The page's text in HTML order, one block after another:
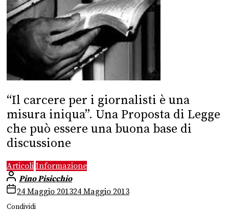
“Il carcere per i giornalisti è una
misura iniqua”. Una Proposta di Legge
che può essere una buona base di
discussione
Articoli Informazione
Pino Pisicchio
24 Maggio 201324 Maggio 2013
Condividi